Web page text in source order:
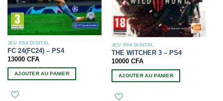
JEU PS4 DIGITAL
FC 24(FC24) – PS4
13000 CFA
AJOUTER AU PANIER
JEU PS4 DIGITAL
THE WITCHER 3 – PS4
10000 CFA
AJOUTER AU PANIER